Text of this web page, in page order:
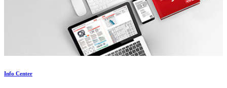
Info Center